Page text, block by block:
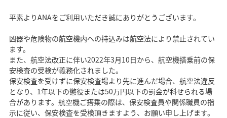
平素よりANAをご利用いただき誠にありがとうございます。
凶器や危険物の航空機内への持込みは航空法により禁止されてい
ます。
また、航空法改正に伴い2022年3月10日から、航空機搭乗前の保
安検査の受検が義務化されました。
保安検査を受けずに保安検査場より先に進んだ場合、航空法違反
となり、1年以下の懲役または50万円以下の罰金が科せられる場
合があります。航空機ご搭乗の際は、保安検査員や関係職員の指
示に従い、保安検査を受検頂きますよう、お願い申し上げます。